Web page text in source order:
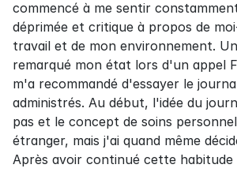
commencé à me sentir
déprimée et critique à propos de
travail et de mon environnement.
remarqué mon état lors d'un appel
m'a recommandé d'essayer le
administrés. Au début, l'idée du
pas et le concept de soins
étranger, mais j'ai quand même
Après avoir continué cette